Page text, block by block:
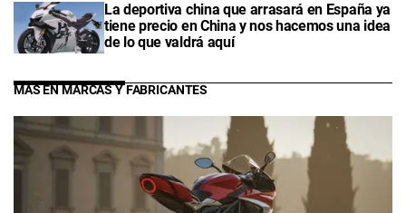
La deportiva china que arrasará en España ya
tiene precio en China y nos hacemos una idea
de lo que valdrá aquí
MÁS EN MARCAS Y FABRICANTES